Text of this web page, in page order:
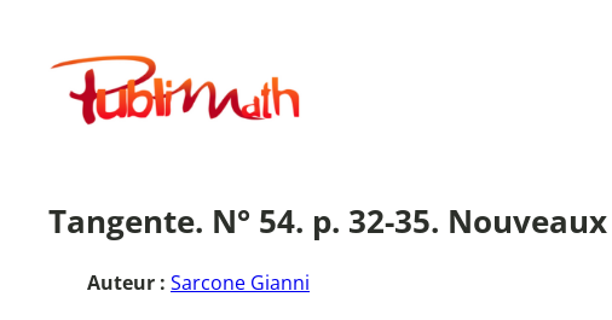
contenuPublimath
Tangente. N° 54. p. 32-35.
Auteur : Sarcone Gianni